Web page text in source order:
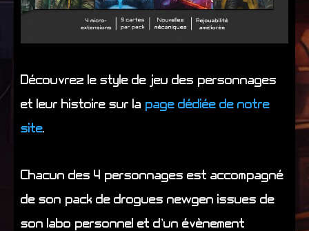
Découvrez le style de jeu des personnages
et leur histoire sur la page dédiée de notre
site.
Chacun des 4 personnages est accompagné
de son pack de drogues newgen issues de
son labo personnel et d’un évènement